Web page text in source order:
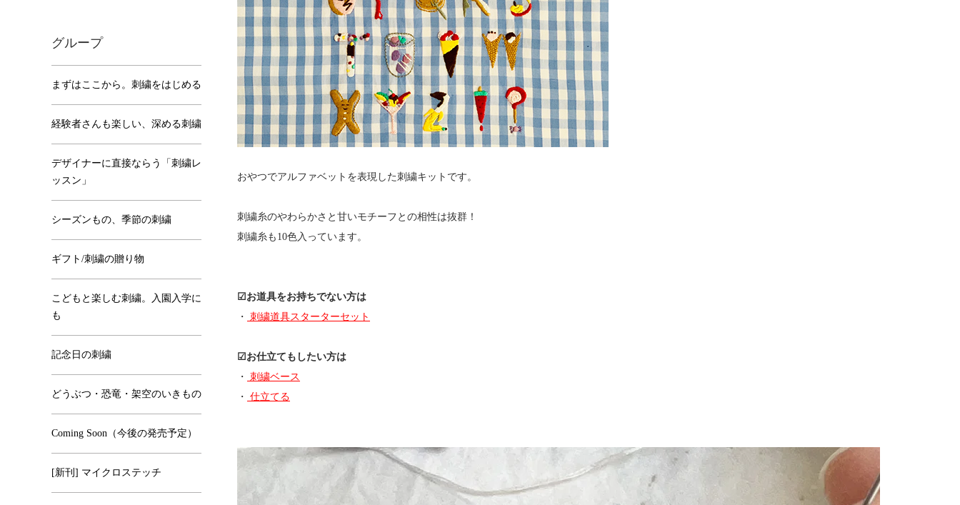
おやつでアルファベットを表現した刺繍キットです。
刺繍糸のやわらかさと甘いモチーフとの相性は抜群！
刺繍糸も10色入っています。
☑︎お道具をお持ちでない方は
・ 刺繍道具スターターセット
☑︎お仕立てもしたい方は
・ 刺繍ベース
・ 仕立てる
グループ
まずはここから。刺繍をはじめる
経験者さんも楽しい、深める刺繍
デザイナーに直接ならう「刺繍レ
ッスン」
シーズンもの、季節の刺繍
ギフト/刺繍の贈り物
こどもと楽しむ刺繍。入園入学に
も
記念日の刺繍
どうぶつ・恐竜・架空のいきもの
Coming Soon（今後の発売予定）
[新刊] マイクロステッチ